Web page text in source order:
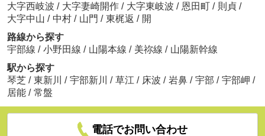
大字西岐波 / 大字妻崎開作 / 大字東岐波 / 恩田町 / 則貞 /
大字中山 / 中村 / 山門 / 東梶返 / 開
路線から探す
宇部線 / 小野田線 / 山陽本線 / 美祢線 / 山陽新幹線
駅から探す
琴芝 / 東新川 / 宇部新川 / 草江 / 床波 / 岩鼻 / 宇部 / 宇部岬 /
居能 / 常盤
電話でお問い合わせ